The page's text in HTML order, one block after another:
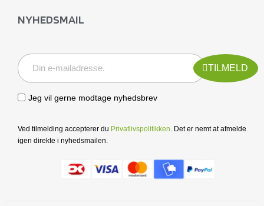
NYHEDSMAIL
TILMELD
Jeg vil gerne modtage nyhedsbrev
Ved tilmelding accepterer du Privatlivspolitikken. Det er nemt at afmelde
igen direkte i nyhedsmailen.